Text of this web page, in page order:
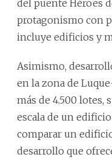
del puente Héroes
protagonismo con
incluye edificios y
Asimismo,
en la zona de
más de 4.500 lotes,
escala de un
comparar un
desarrollo que